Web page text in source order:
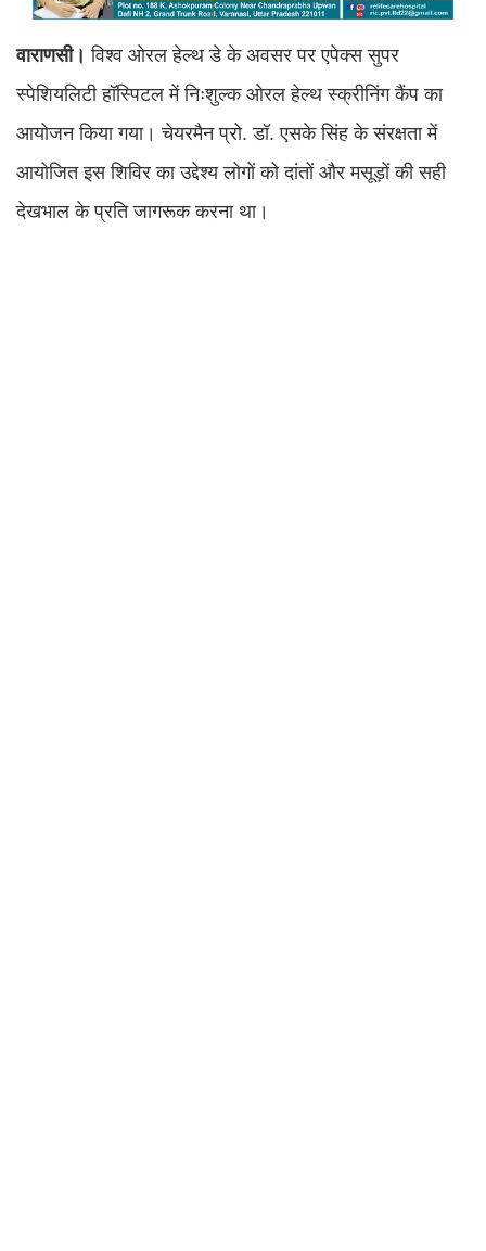
वाराणसी। विश्व ओरल हेल्थ डे के अवसर पर एपेक्स सुपर
स्पेशियलिटी हॉस्पिटल में निःशुल्क ओरल हेल्थ स्क्रीनिंग कैंप का
आयोजन किया गया। चेयरमैन प्रो. डॉ. एसके सिंह के संरक्षता में
आयोजित इस शिविर का उद्देश्य लोगों को दांतों और मसूड़ों की सही
देखभाल के प्रति जागरूक करना था।